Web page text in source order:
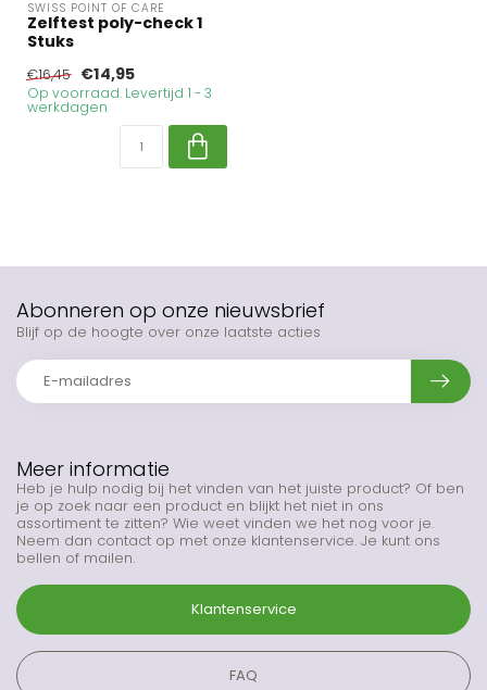
SWISS POINT OF CARE
Zelftest poly-check 1
Stuks
€16,45 €14,95
Op voorraad. Levertijd 1 - 3
werkdagen
Meer informatie
Heb je hulp nodig bij het vinden van het juiste product? Of ben
je op zoek naar een product en blijkt het niet in ons
assortiment te zitten? Wie weet vinden we het nog voor je.
Neem dan contact op met onze klantenservice. Je kunt ons
bellen of mailen.
Klantenservice
FAQ
Abonneren op onze nieuwsbrief
Blijf op de hoogte over onze laatste acties